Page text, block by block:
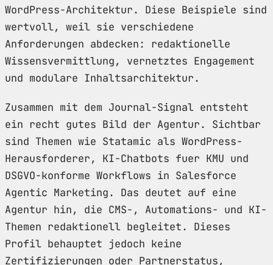
WordPress-Architektur. Diese Beispiele sind
wertvoll, weil sie verschiedene
Anforderungen abdecken: redaktionelle
Wissensvermittlung, vernetztes Engagement
und modulare Inhaltsarchitektur.
Zusammen mit dem Journal-Signal entsteht
ein recht gutes Bild der Agentur. Sichtbar
sind Themen wie Statamic als WordPress-
Herausforderer, KI-Chatbots fuer KMU und
DSGVO-konforme Workflows in Salesforce
Agentic Marketing. Das deutet auf eine
Agentur hin, die CMS-, Automations- und KI-
Themen redaktionell begleitet. Dieses
Profil behauptet jedoch keine
Zertifizierungen oder Partnerstatus,